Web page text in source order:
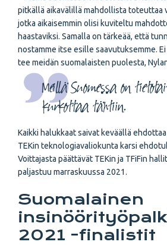
pitkällä aikavälillä mahdollista toteuttaa
jotka aikaisemmin olisi kuviteltu
haastaviksi. Samalla on tärkeää, että
nostamme itse esille saavutuksemme.
tee meidän suomalaisten puolesta,
Meillä Suomessa on
kurkottaa tähtiin.
Kaikki halukkaat saivat keväällä
TEKin teknologiavaliokunta karsi
Voittajasta päättävät TEKin ja TFiFin
paljastuu marraskuussa 2021.
Suomalainen
2021 -finalistit